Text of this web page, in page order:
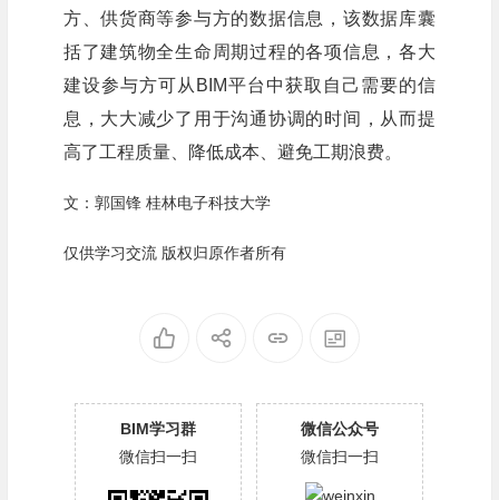
方、供货商等参与方的数据信息，该数据库囊
括了建筑物全生命周期过程的各项信息，各大
建设参与方可从BIM平台中获取自己需要的信
息，大大减少了用于沟通协调的时间，从而提
高了工程质量、降低成本、避免工期浪费。
文：郭国锋 桂林电子科技大学
仅供学习交流 版权归原作者所有
BIM学习群
微信扫一扫
微信公众号
微信扫一扫